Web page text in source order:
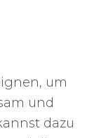
um
und
dazu